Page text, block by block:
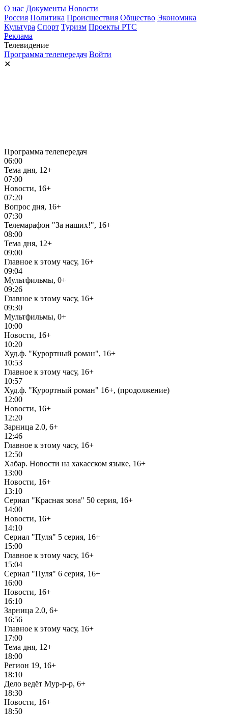
О нас Документы Новости
Россия Политика Происшествия Общество Экономика
Культура Спорт Туризм Проекты РТС
Реклама
Телевидение
Программа телепередач Войти
✕
Программа телепередач
06:00
Тема дня, 12+
07:00
Новости, 16+
07:20
Вопрос дня, 16+
07:30
Телемарафон "За наших!", 16+
08:00
Тема дня, 12+
09:00
Главное к этому часу, 16+
09:04
Мультфильмы, 0+
09:26
Главное к этому часу, 16+
09:30
Мультфильмы, 0+
10:00
Новости, 16+
10:20
Худ.ф. "Курортный роман", 16+
10:53
Главное к этому часу, 16+
10:57
Худ.ф. "Курортный роман" 16+, (продолжение)
12:00
Новости, 16+
12:20
Зарница 2.0, 6+
12:46
Главное к этому часу, 16+
12:50
Хабар. Новости на хакасском языке, 16+
13:00
Новости, 16+
13:10
Сериал "Красная зона" 50 серия, 16+
14:00
Новости, 16+
14:10
Сериал "Пуля" 5 серия, 16+
15:00
Главное к этому часу, 16+
15:04
Сериал "Пуля" 6 серия, 16+
16:00
Новости, 16+
16:10
Зарница 2.0, 6+
16:56
Главное к этому часу, 16+
17:00
Тема дня, 12+
18:00
Регион 19, 16+
18:10
Дело ведёт Мур-р-р, 6+
18:30
Новости, 16+
18:50